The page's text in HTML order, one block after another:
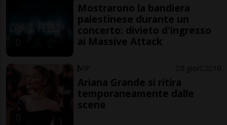
Mostrarono la bandiera
palestinese durante un
concerto: divieto d'ingresso
ai Massive Attack
VIP 5 gior 2 10
Ariana Grande si ritira
temporaneamente dalle
scene